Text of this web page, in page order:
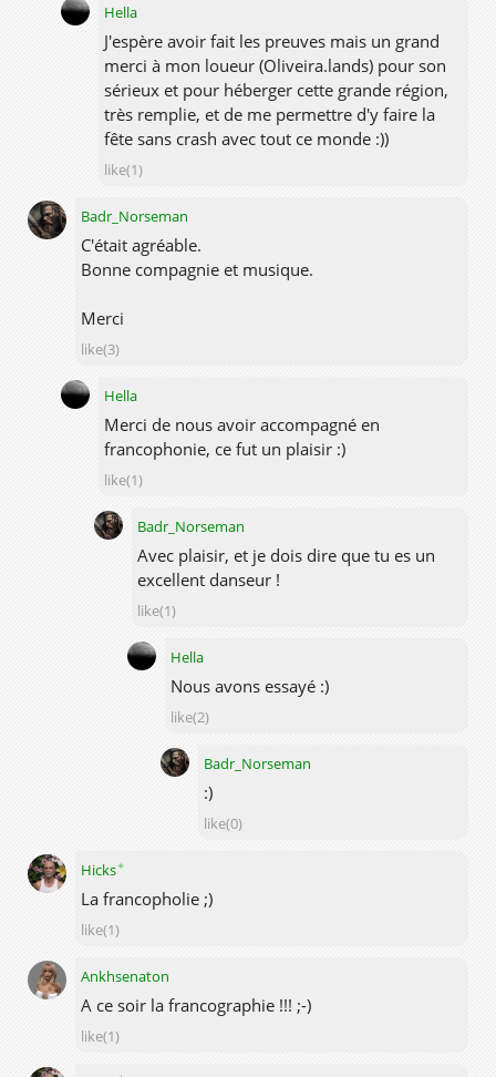
Hella
J'espère avoir fait les preuves mais un grand
merci à mon loueur (Oliveira.lands) pour son
sérieux et pour héberger cette grande région,
très remplie, et de me permettre d'y faire la
fête sans crash avec tout ce monde :))
like(1)
Badr_Norseman
C'était agréable.
Bonne compagnie et musique.
Merci
like(3)
Hella
Merci de nous avoir accompagné en
francophonie, ce fut un plaisir :)
like(1)
Badr_Norseman
Avec plaisir, et je dois dire que tu es un
excellent danseur !
like(1)
Hella
Nous avons essayé :)
like(2)
Badr_Norseman
:)
like(0)
Hicks✦
La francopholie ;)
like(1)
Ankhsenaton
A ce soir la francographie !!! ;-)
like(1)